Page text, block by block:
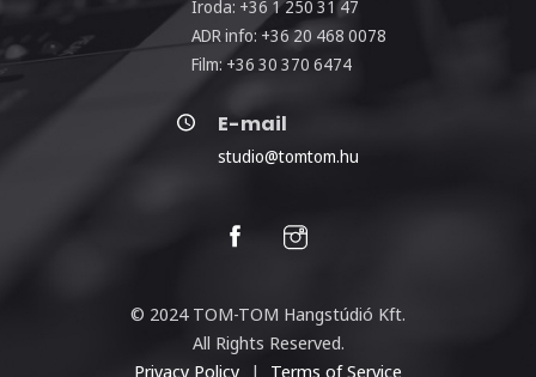
Iroda: +36 1 250 31 47
ADR info: +36 20 468 0078
Film: +36 30 370 6474
E-mail
studio@tomtom.hu
© 2024 TOM-TOM Hangstúdió Kft.
All Rights Reserved.
Privacy Policy | Terms of Service